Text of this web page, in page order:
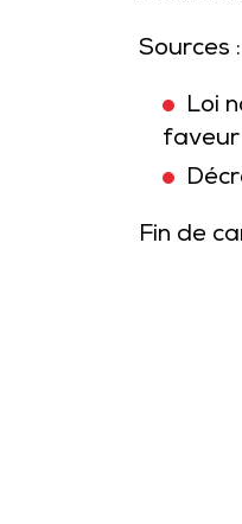
Sources :
Loi
faveur
Fin de